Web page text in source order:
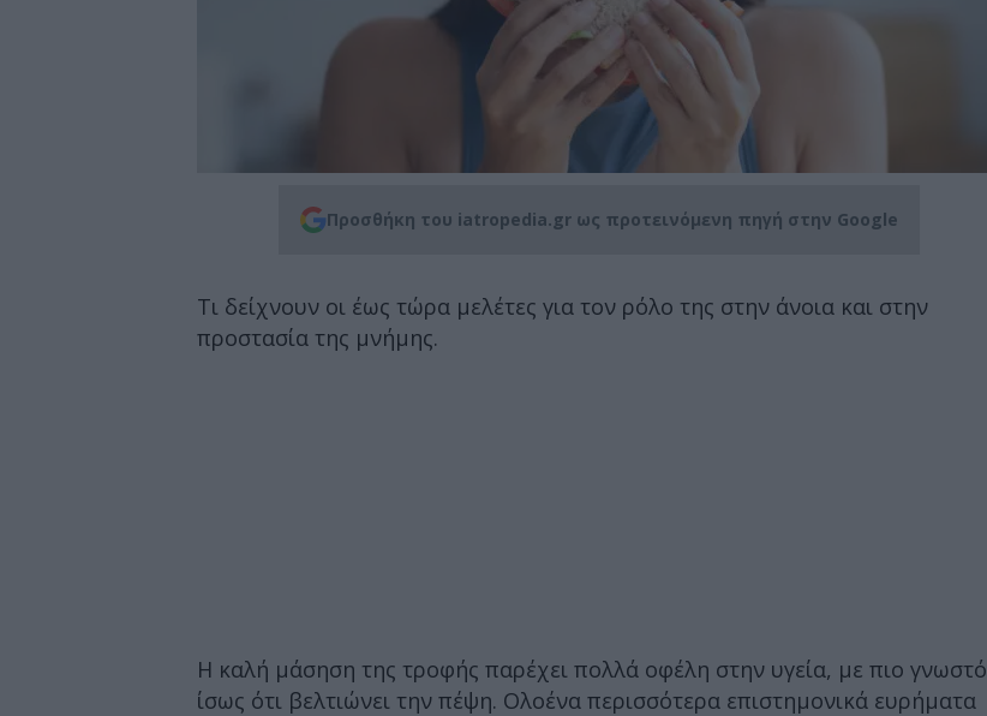
Προσθήκη του iatropedia.gr ως προτεινόμενη πηγή στην Google
Τι δείχνουν οι έως τώρα μελέτες για τον ρόλο της στην άνοια και στην
προστασία της μνήμης.
Η καλή μάσηση της τροφής παρέχει πολλά οφέλη στην υγεία, με πιο γνωστό
ίσως ότι βελτιώνει την πέψη. Ολοένα περισσότερα επιστημονικά ευρήματα